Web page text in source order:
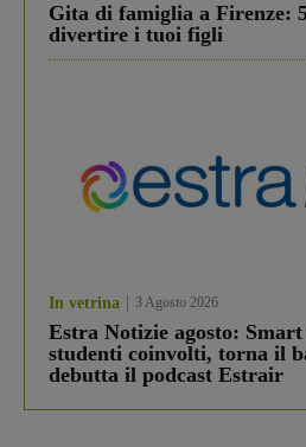
Gita di famiglia a Firenze:
divertire i tuoi figli
In vetrina 3 Agosto 2026
Estra Notizie agosto:
studenti coinvolti, torna il
debutta il podcast Estrair